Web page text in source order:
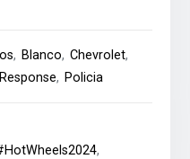
, Blanco,Chevrolet,
, Policia
,